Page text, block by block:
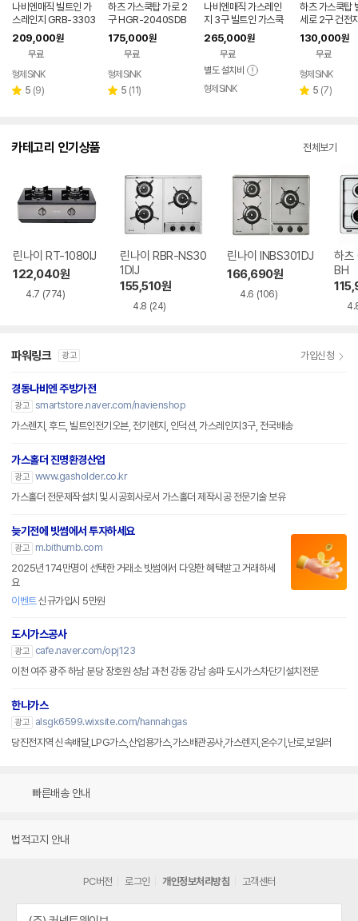
나비엔매직 빌트인 가
스레인지 GRB-3303
ND/PD 매립형 가스쿡
탑 560X480
209,000원
무료
형제SiNK
별 5 리
(9)
하츠 가스쿡탑 가로 2
구 HGR-2040SDB
빌트인 매립형 타공사
이즈 560X370
175,000원
무료
형제SiNK
별 5 리
(11)
나비엔매직 가스레인
지 3구 빌트인 가스쿡
탑 GRB-6303ND/P
D 배터리타입 타공사
이즈 560x480
265,000원
무료
별도 설치비
형제SiNK
하츠 가스쿡탑
세로 2구 건전
형 주방 가스레
C-
130,000원
무료
형제SiNK
별 5 리
(7)
카테고리 인기상품 전체보기
린나이 RT-1080IJ
122,040원
4.7 (774)
린나이 RBR-NS30
1DIJ
155,510원
4.8 (24)
린나이 INBS301DJ
166,690원
4.6 (106)
하
BH
파워링크 광고 가입신청
경동나비엔 주방가전
광고 smartstore.naver.com/navienshop
가스렌지, 후드, 빌트인전기오븐, 전기렌지, 인덕션, 가스레인지3구, 전국배송
가스홀더 진명환경산업
광고 www.gasholder.co.kr
가스홀더 전문제작설치 및 시공회사로서 가스홀더 제작시공 전문기술 보유
늦기전에 빗썸에서 투자하세요
광고
m.bithumb.com
2025년 174만명이 선택한 거래소 빗썸에서 다양한 혜택받고 거래하세
요
이벤트신규가입시 5만원
도시가스공사
광고
cafe.naver.com/opj123
이천 여주 광주 하남 분당 장호원 성남 과천 강동 강남 송파 도시가스차단기설치전문
한나가스
광고
alsgk6599.wixsite.com/hannahgas
당진전지역 신속배달,LPG가스,산업용가스,가스배관공사,가스렌지,온수기,난로,보일러
빠른배송 안내
법적고지 안내
PC버전 로그인 개인정보처리방침 고객센터